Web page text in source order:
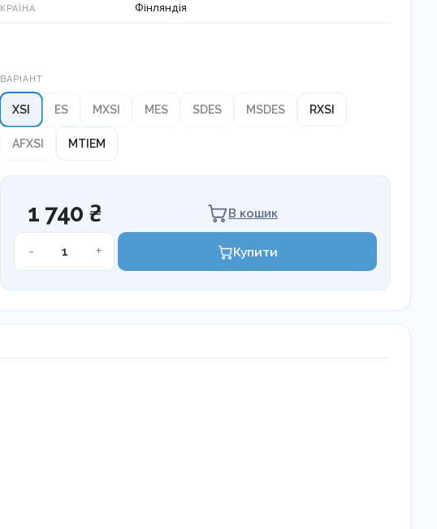
КРАЇНА Фінляндія
ВАРІАНТ
XSI ES MXSI MES SDES MSDES RXSI
AFXSI MTIEM
1 740 ₴ В кошик
-
Кюрета
кількість
+ Купити